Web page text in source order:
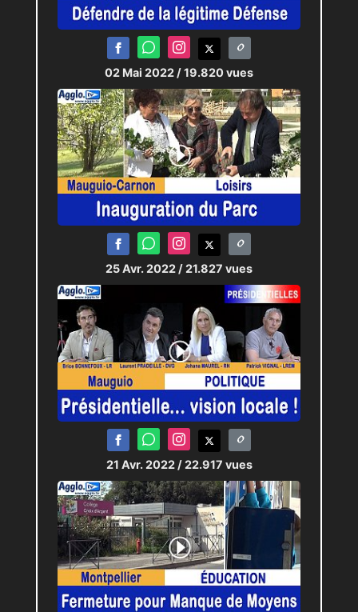
02 Mai 2022 / 19.820 vues
25 Avr. 2022 / 21.827 vues
21 Avr. 2022 / 22.917 vues